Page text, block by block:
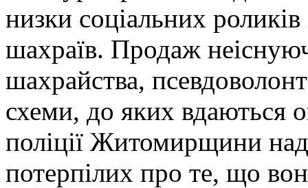
низки соціальних
шахраїв. Продаж
шахрайства,
схеми, до яких
поліції Житомирщини
потерпілих про те, що